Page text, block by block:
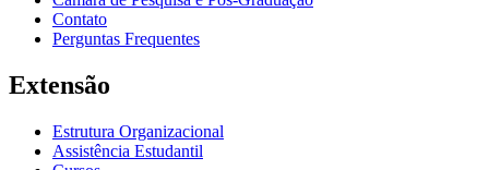
Contato
Perguntas Frequentes
Extensão
Estrutura Organizacional
Assistência Estudantil